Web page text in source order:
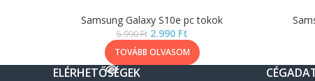
Samsung Galaxy S10e pc tokok
5.990Ft 2.990 Ft
TOVÁBB OLVASOM
ELÉRHETŐSÉGEK